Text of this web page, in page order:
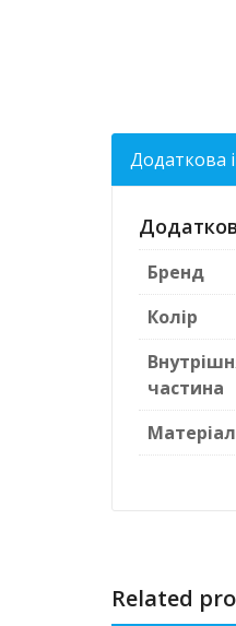
Додаткова
Бренд
Колір
частина
Related